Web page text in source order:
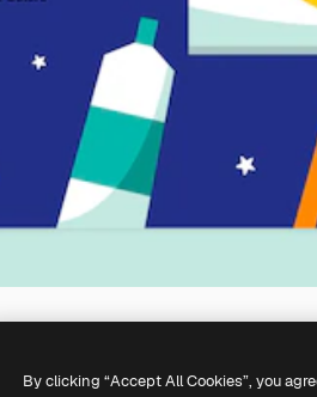
By clicking “Accept All Cookies”, you